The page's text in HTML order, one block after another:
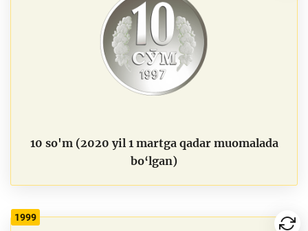
10 so'm (2020 yil 1 martga qadar muomalada
bo‘lgan)
1999